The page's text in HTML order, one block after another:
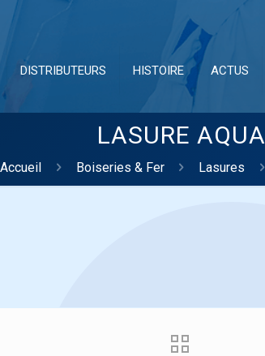
DISTRIBUTEURS HISTOIRE ACTUS
LASURE AQUA
Accueil Boiseries & Fer Lasures
D2/D3 - Revêtement semi-épais